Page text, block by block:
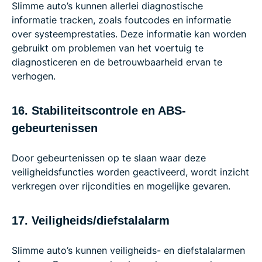
Slimme auto’s kunnen allerlei diagnostische
informatie tracken, zoals foutcodes en informatie
over systeemprestaties. Deze informatie kan worden
gebruikt om problemen van het voertuig te
diagnosticeren en de betrouwbaarheid ervan te
verhogen.
16. Stabiliteitscontrole en ABS-
gebeurtenissen
Door gebeurtenissen op te slaan waar deze
veiligheidsfuncties worden geactiveerd, wordt inzicht
verkregen over rijcondities en mogelijke gevaren.
17. Veiligheids/diefstalalarm
Slimme auto’s kunnen veiligheids- en diefstalalarmen